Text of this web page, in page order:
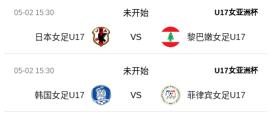
05-02 15:30 U17女亚洲杯
日本女足U17 VS 黎巴嫩女足U17
未开始
05-02 15:30 U17女亚洲杯
韩国女足U17 VS 菲律宾女足U17
未开始